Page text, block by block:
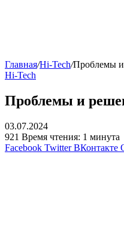
Главная/Hi-Tech/Проблемы
Hi-Tech
Проблемы и
03.07.2024
921 Время чтения: 1 минута
Facebook Twitter ВКонтакте